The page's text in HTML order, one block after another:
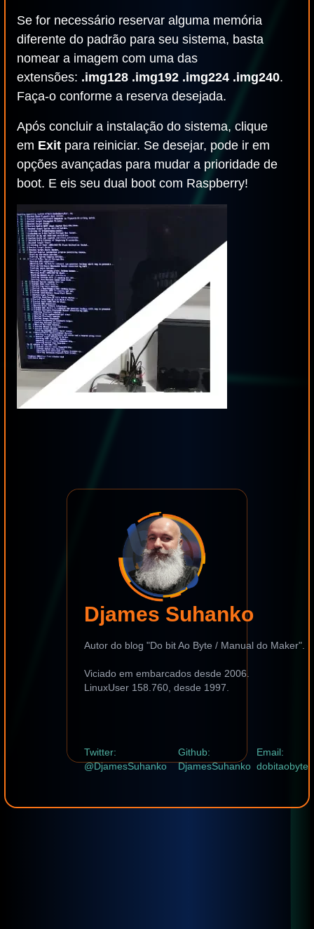
Se for necessário reservar alguma memória
diferente do padrão para seu sistema, basta
nomear a imagem com uma das
extensões: .img128 .img192 .img224 .img240.
Faça-o conforme a reserva desejada.
Após concluir a instalação do sistema, clique
em Exit para reiniciar. Se desejar, pode ir em
opções avançadas para mudar a prioridade de
boot. E eis seu dual boot com Raspberry!
Djames Suhanko
Autor do blog "Do bit Ao Byte / Manual do Maker".
Viciado em embarcados desde 2006.
LinuxUser 158.760, desde 1997.
Twitter:
@DjamesSuhanko
Github:
DjamesSuhanko
Email: